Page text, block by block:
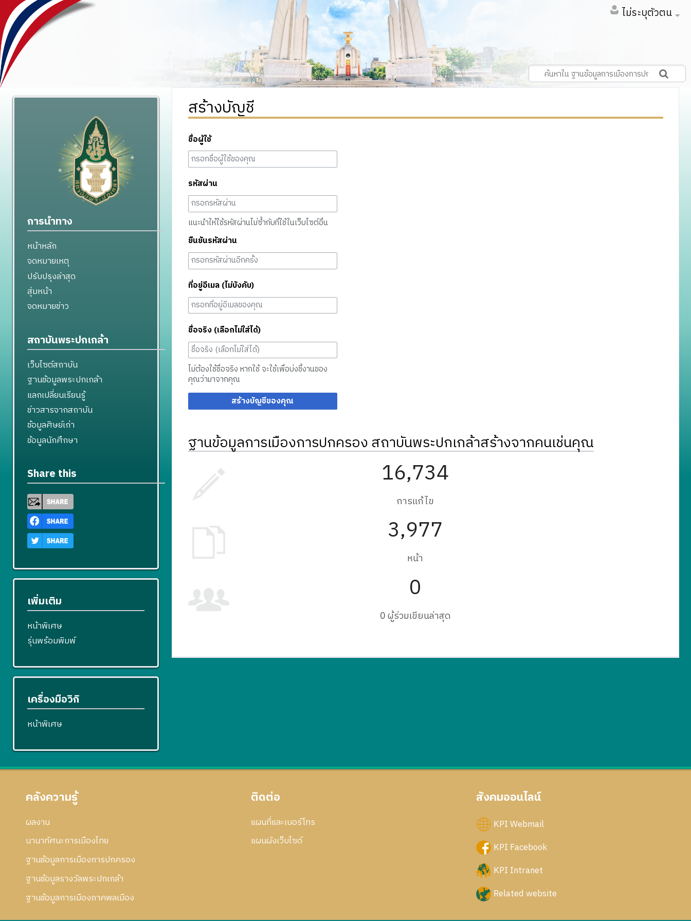
ไม่ระบุตัวตน
สร้างบัญชี
ชื่อผู้ใช้
รหัสผ่าน
แนะนำให้ใช้รหัสผ่านไม่ซ้ำกับที่ใช้ในเว็บไซต์อื่น
ยืนยันรหัสผ่าน
ที่อยู่อีเมล (ไม่บังคับ)
ชื่อจริง (เลือกไม่ใส่ได้)
ไม่ต้องใช้ชื่อจริง หากใช้ จะใช้เพื่อบ่งชี้งานของ
คุณว่ามาจากคุณ
สร้างบัญชีของคุณ
ฐานข้อมูลการเมืองการปกครอง สถาบันพระปกเกล้าสร้างจากคนเช่นคุณ
16,734
การแก้ไข
3,977
หน้า
0
0 ผู้ร่วมเขียนล่าสุด
การนำทาง
หน้าหลัก
จดหมายเหตุ
ปรับปรุงล่าสุด
สุ่มหน้า
จดหมายข่าว
สถาบันพระปกเกล้า
เว็บไซต์สถาบัน
ฐานข้อมูลพระปกเกล้า
แลกเปลี่ยนเรียนรู้
ข่าวสารจากสถาบัน
ข้อมูลศิษย์เก่า
ข้อมูลนักศึกษา
Share this
เพิ่มเติม
หน้าพิเศษ
รุ่นพร้อมพิมพ์
เครื่องมือวิกิ
หน้าพิเศษ
คลังความรู้
ผลงาน
นานาทัศนะการเมืองไทย
ฐานข้อมูลการเมืองการปกครอง
ฐานข้อมูลรางวัลพระปกเกล้า
ฐานข้อมูลการเมืองภาคพลเมือง
ติดต่อ
แผนที่และเบอร์โทร
แผนผังเว็บไซด์
สังคมออนไลน์
KPI Webmail
KPI Facebook
KPI Intranet
Related website